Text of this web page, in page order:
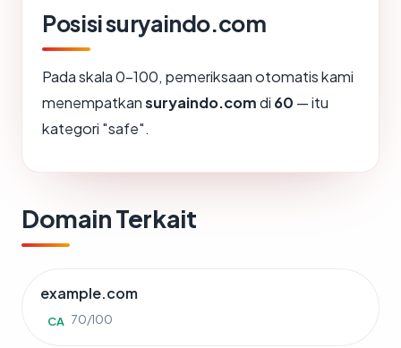
Posisi suryaindo.com
Pada skala 0-100, pemeriksaan otomatis kami
menempatkansuryaindo.comdi 60 — itu
kategori "safe".
Domain Terkait
example.com
CA 70/100